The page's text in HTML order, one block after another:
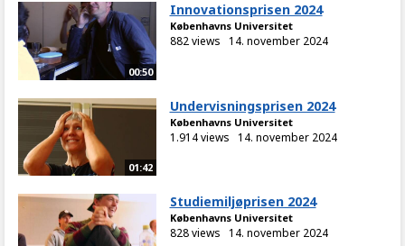
00:50
Innovationsprisen 2024
Københavns Universitet
882 views 14. november 2024
01:42
Undervisningsprisen 2024
Københavns Universitet
1.914 views 14. november 2024
Studiemiljøprisen 2024
Københavns Universitet
828 views 14. november 2024